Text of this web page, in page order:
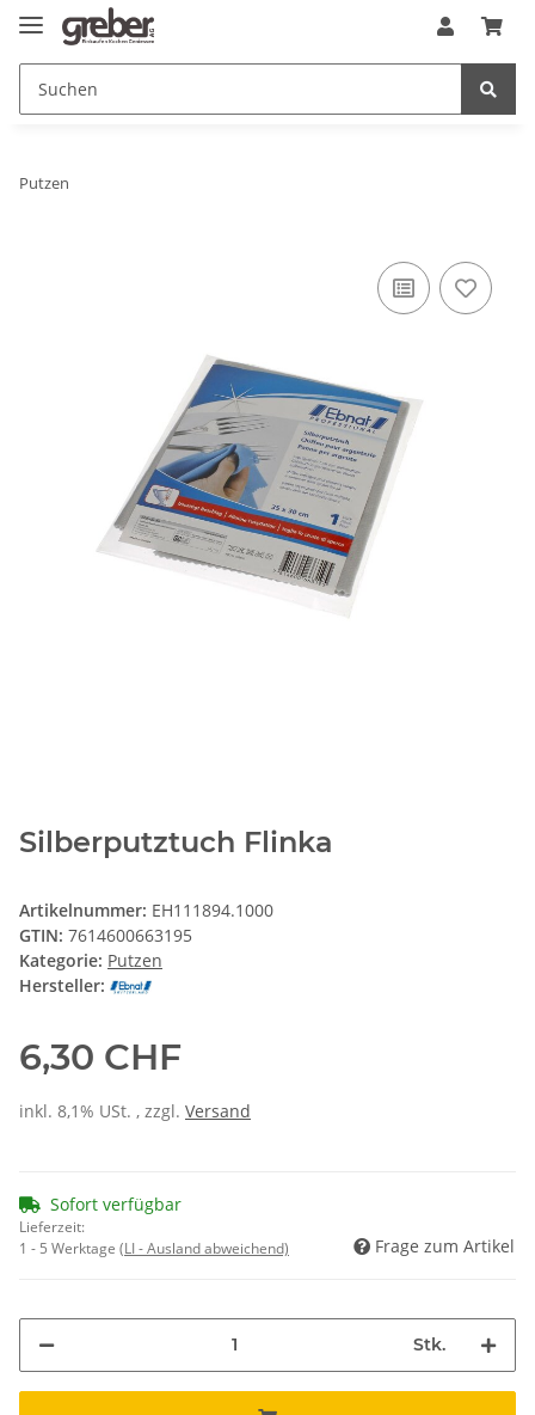
Putzen
Silberputztuch Flinka
Artikelnummer: EH111894.1000
GTIN: 7614600663195
Kategorie: Putzen
Hersteller:
6,30 CHF
inkl. 8,1% USt. , zzgl. Versand
Sofort verfügbar
Lieferzeit:
1 - 5 Werktage (LI - Ausland abweichend) Frage zum Artikel
Stk.